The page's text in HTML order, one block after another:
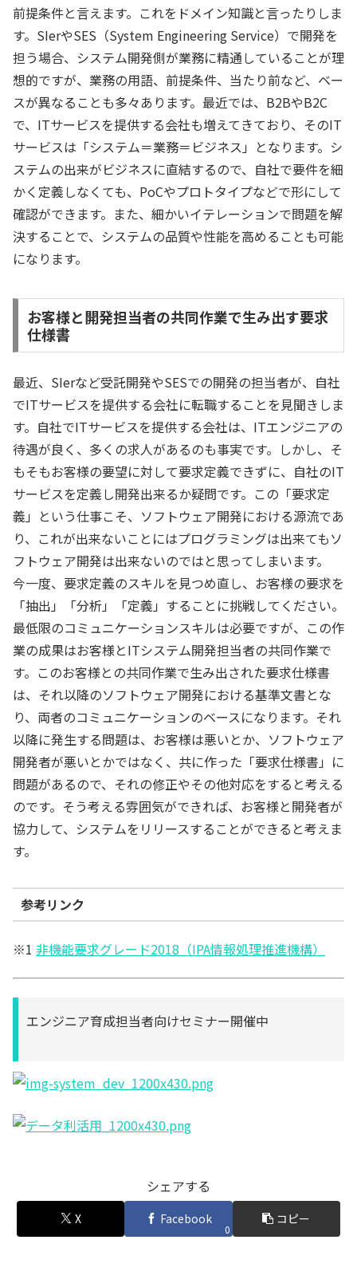
前提条件と言えます。これをドメイン知識と言ったりしま
す。SIerやSES（System Engineering Service）で開発を
担う場合、システム開発側が業務に精通していることが理
想的ですが、業務の用語、前提条件、当たり前など、ベー
スが異なることも多々あります。最近では、B2BやB2C
で、ITサービスを提供する会社も増えてきており、そのIT
サービスは「システム＝業務＝ビジネス」となります。シ
ステムの出来がビジネスに直結するので、自社で要件を細
かく定義しなくても、PoCやプロトタイプなどで形にして
確認ができます。また、細かいイテレーションで問題を解
決することで、システムの品質や性能を高めることも可能
になります。
お客様と開発担当者の共同作業で生み出す要求
仕様書
最近、SIerなど受託開発やSESでの開発の担当者が、自社
でITサービスを提供する会社に転職することを見聞きしま
す。自社でITサービスを提供する会社は、ITエンジニアの
待遇が良く、多くの求人があるのも事実です。しかし、そ
もそもお客様の要望に対して要求定義できずに、自社のIT
サービスを定義し開発出来るか疑問です。この「要求定
義」という仕事こそ、ソフトウェア開発における源流であ
り、これが出来ないことにはプログラミングは出来てもソ
フトウェア開発は出来ないのではと思ってしまいます。
今一度、要求定義のスキルを見つめ直し、お客様の要求を
「抽出」「分析」「定義」することに挑戦してください。
最低限のコミュニケーションスキルは必要ですが、この作
業の成果はお客様とITシステム開発担当者の共同作業で
す。このお客様との共同作業で生み出された要求仕様書
は、それ以降のソフトウェア開発における基準文書とな
り、両者のコミュニケーションのベースになります。それ
以降に発生する問題は、お客様は悪いとか、ソフトウェア
開発者が悪いとかではなく、共に作った「要求仕様書」に
問題があるので、それの修正やその他対応をすると考える
のです。そう考える雰囲気ができれば、お客様と開発者が
協力して、システムをリリースすることができると考えま
す。
参考リンク
※1 非機能要求グレード2018（IPA情報処理推進機構）
エンジニア育成担当者向けセミナー開催中
シェアする
X Facebook
0
コピー